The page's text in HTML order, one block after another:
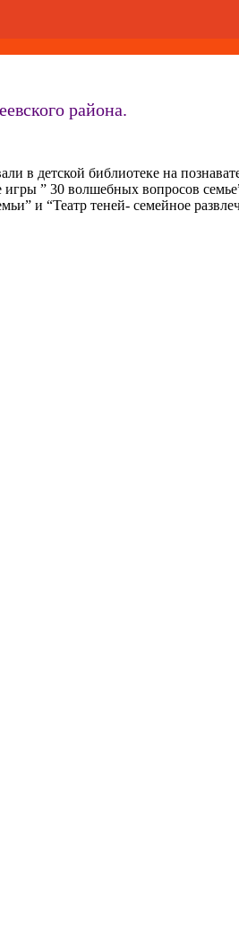
района.
библиотеке на
” 30 волшебных вопросов
и “Театр теней- семейное